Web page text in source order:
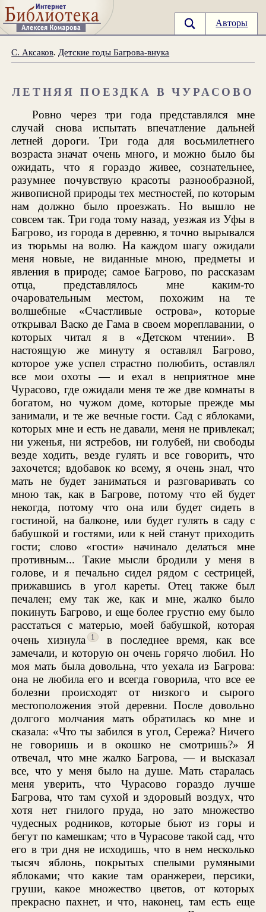
Авторы
С. Аксаков. Детские годы Багрова-внука
ЛЕТНЯЯ ПОЕЗДКА В ЧУРАСОВО
Ровно через три года представлялся мне
случай снова испытать впечатление дальней
летней дороги. Три года для восьмилетнего
возраста значат очень много, и можно было бы
ожидать, что я гораздо живее, сознательнее,
разумнее почувствую красоты разнообразной,
живописной природы тех местностей, по которым
нам должно было проезжать. Но вышло не
совсем так. Три года тому назад, уезжая из Уфы в
Багрово, из города в деревню, я точно вырывался
из тюрьмы на волю. На каждом шагу ожидали
меня новые, не виданные мною, предметы и
явления в природе; самое Багрово, по рассказам
отца, представлялось мне каким-то
очаровательным местом, похожим на те
волшебные «Счастливые острова», которые
открывал Васко де Гама в своем мореплавании, о
которых читал я в «Детском чтении». В
настоящую же минуту я оставлял Багрово,
которое уже успел страстно полюбить, оставлял
все мои охоты — и ехал в неприятное мне
Чурасово, где ожидали меня те же две комнаты в
богатом, но чужом доме, которые прежде мы
занимали, и те же вечные гости. Сад с яблоками,
которых мне и есть не давали, меня не привлекал;
ни уженья, ни ястребов, ни голубей, ни свободы
везде ходить, везде гулять и все говорить, что
захочется; вдобавок ко всему, я очень знал, что
мать не будет заниматься и разговаривать со
мною так, как в Багрове, потому что ей будет
некогда, потому что она или будет сидеть в
гостиной, на балконе, или будет гулять в саду с
бабушкой и гостями, или к ней станут приходить
гости; слово «гости» начинало делаться мне
противным... Такие мысли бродили у меня в
голове, и я печально сидел рядом с сестрицей,
прижавшись в угол кареты. Отец также был
печален; ему так же, как и мне, жалко было
покинуть Багрово, и еще более грустно ему было
расстаться с матерью, моей бабушкой, которая
очень хизнула
1
в последнее время, как все
замечали, и которую он очень горячо любил. Но
моя мать была довольна, что уехала из Багрова:
она не любила его и всегда говорила, что все ее
болезни происходят от низкого и сырого
местоположения этой деревни. После довольно
долгого молчания мать обратилась ко мне и
сказала: «Что ты забился в угол, Сережа? Ничего
не говоришь и в окошко не смотришь?» Я
отвечал, что мне жалко Багрова, — и высказал
все, что у меня было на душе. Мать старалась
меня уверить, что Чурасово гораздо лучше
Багрова, что там сухой и здоровый воздух, что
хотя нет гнилого пруда, но зато множество
чудесных родников, которые бьют из горы и
бегут по камешкам; что в Чурасове такой сад, что
его в три дня не исходишь, что в нем несколько
тысяч яблонь, покрытых спелыми румяными
яблоками; что какие там оранжереи, персики,
груши, какое множество цветов, от которых
прекрасно пахнет, и что, наконец, там есть еще